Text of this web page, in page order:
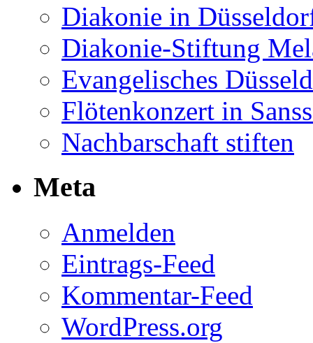
Diakonie in
Diakonie-Stiftung
Evangelisches
Flötenkonzert in
Nachbarschaft stiften
Meta
Anmelden
Eintrags-Feed
Kommentar-Feed
WordPress.org